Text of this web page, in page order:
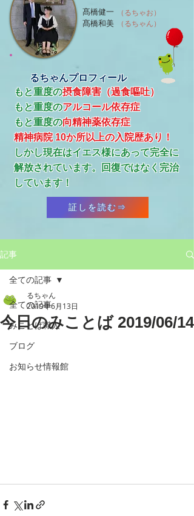
（るちゃお）
（るちゃん）
髙橋健一
髙橋和美
るちゃんプロフィール
もと重度の摂食障害（過食嘔吐）
もと重度のアルコール依存症
​もと重度の向精神薬依存症
精神病院 10か所以上の入院歴あり！
​しかし現在はイエス様にあって完全に
解放されています。回復ではなく完治
しています！
証しを読む⇒
記事
全ての記事
みことば職人
ブログ
お知らせ情報館
全ての記事
今日のみことば 2019/06/14
るちゃん
2019年6月13日